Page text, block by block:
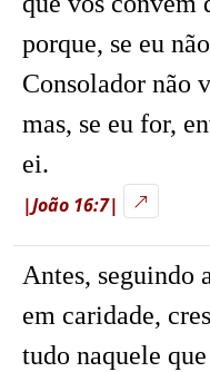
porque, se eu
Consolador não
mas, se eu for,
ei.
|João 16:7|
Antes, seguindo
em caridade,
tudo naquele